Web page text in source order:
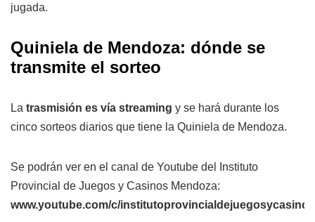
jugada.
Quiniela de Mendoza: dónde se
transmite el sorteo
La trasmisión es vía streaming y se hará durante los
cinco sorteos diarios que tiene la Quiniela de Mendoza.
Se podrán ver en el canal de Youtube del Instituto
Provincial de Juegos y Casinos Mendoza:
www.youtube.com/c/